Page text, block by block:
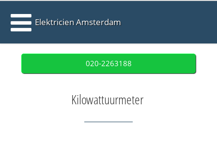
Elektricien Amsterdam
020-2263188
Kilowattuurmeter